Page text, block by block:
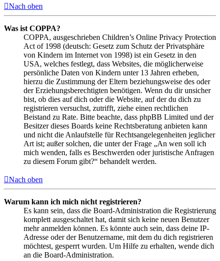
Nach oben
Was ist COPPA?
COPPA, ausgeschrieben Children’s Online Privacy Protection
Act of 1998 (deutsch: Gesetz zum Schutz der Privatsphäre
von Kindern im Internet von 1998) ist ein Gesetz in den
USA, welches festlegt, dass Websites, die möglicherweise
persönliche Daten von Kindern unter 13 Jahren erheben,
hierzu die Zustimmung der Eltern beziehungsweise des oder
der Erziehungsberechtigten benötigen. Wenn du dir unsicher
bist, ob dies auf dich oder die Website, auf der du dich zu
registrieren versuchst, zutrifft, ziehe einen rechtlichen
Beistand zu Rate. Bitte beachte, dass phpBB Limited und der
Besitzer dieses Boards keine Rechtsberatung anbieten kann
und nicht die Anlaufstelle für Rechtsangelegenheiten jeglicher
Art ist; außer solchen, die unter der Frage „An wen soll ich
mich wenden, falls es Beschwerden oder juristische Anfragen
zu diesem Forum gibt?“ behandelt werden.
Nach oben
Warum kann ich mich nicht registrieren?
Es kann sein, dass die Board-Administration die Registrierung
komplett ausgeschaltet hat, damit sich keine neuen Benutzer
mehr anmelden können. Es könnte auch sein, dass deine IP-
Adresse oder der Benutzername, mit dem du dich registrieren
möchtest, gesperrt wurden. Um Hilfe zu erhalten, wende dich
an die Board-Administration.